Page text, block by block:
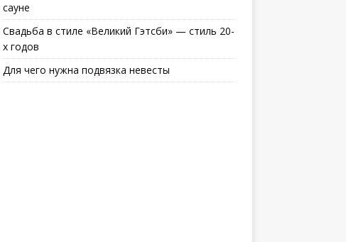
сауне
Свадьба в стиле «Великий Гэтсби» — стиль 20-
х годов
Для чего нужна подвязка невесты